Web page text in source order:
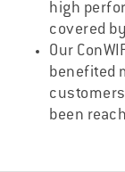
high
covered
Our
benefited
customers
been